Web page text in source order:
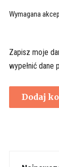
Wymagana
Zapisz moje
wypełnić dane